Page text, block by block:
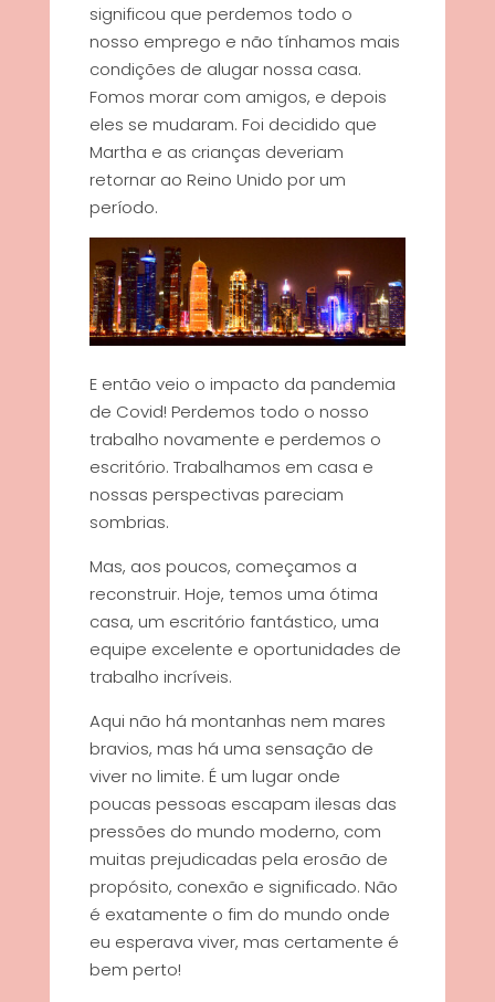
significou que perdemos todo o
nosso emprego e não tínhamos mais
condições de alugar nossa casa.
Fomos morar com amigos, e depois
eles se mudaram. Foi decidido que
Martha e as crianças deveriam
retornar ao Reino Unido por um
período.
E então veio o impacto da pandemia
de Covid! Perdemos todo o nosso
trabalho novamente e perdemos o
escritório. Trabalhamos em casa e
nossas perspectivas pareciam
sombrias.
Mas, aos poucos, começamos a
reconstruir. Hoje, temos uma ótima
casa, um escritório fantástico, uma
equipe excelente e oportunidades de
trabalho incríveis.
Aqui não há montanhas nem mares
bravios, mas há uma sensação de
viver no limite. É um lugar onde
poucas pessoas escapam ilesas das
pressões do mundo moderno, com
muitas prejudicadas pela erosão de
propósito, conexão e significado. Não
é exatamente o fim do mundo onde
eu esperava viver, mas certamente é
bem perto!